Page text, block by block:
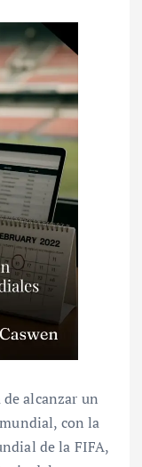
de alcanzar un
con la
de la FIFA,